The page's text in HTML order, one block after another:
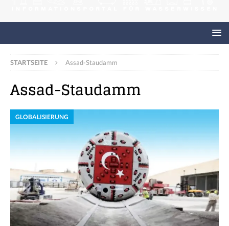
STARTSEITE Assad-Staudamm
Assad-Staudamm
GLOBALISIERUNG